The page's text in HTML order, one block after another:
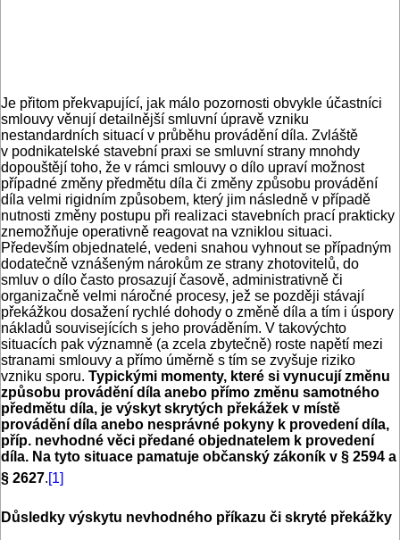
Je přitom překvapující, jak málo pozornosti obvykle účastníci
smlouvy věnují detailnější smluvní úpravě vzniku
nestandardních situací v průběhu provádění díla. Zvláště
v podnikatelské stavební praxi se smluvní strany mnohdy
dopouštějí toho, že v rámci smlouvy o dílo upraví možnost
případné změny předmětu díla či změny způsobu provádění
díla velmi rigidním způsobem, který jim následně v případě
nutnosti změny postupu při realizaci stavebních prací prakticky
znemožňuje operativně reagovat na vzniklou situaci.
Především objednatelé, vedeni snahou vyhnout se případným
dodatečně vznášeným nárokům ze strany zhotovitelů, do
smluv o dílo často prosazují časově, administrativně či
organizačně velmi náročné procesy, jež se později stávají
překážkou dosažení rychlé dohody o změně díla a tím i úspory
nákladů souvisejících s jeho prováděním. V takovýchto
situacích pak významně (a zcela zbytečně) roste napětí mezi
stranami smlouvy a přímo úměrně s tím se zvyšuje riziko
vzniku sporu. Typickými momenty, které si vynucují změnu
způsobu provádění díla anebo přímo změnu samotného
předmětu díla, je výskyt skrytých překážek v místě
provádění díla anebo nesprávné pokyny k provedení díla,
příp. nevhodné věci předané objednatelem k provedení
díla. Na tyto situace pamatuje občanský zákoník v § 2594 a
§ 2627.[1]
Důsledky výskytu nevhodného příkazu či skryté překážky